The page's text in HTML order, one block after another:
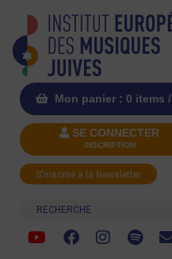
Mon panier : 0 items /
SE CONNECTER
INSCRIPTION
S'inscrire à la Newsletter
Recherche